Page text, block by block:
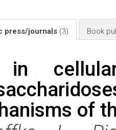
press/journals (3) Book
in
of